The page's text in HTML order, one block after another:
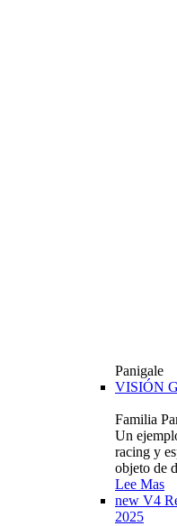
Panigale
VISIÓN
Familia
Un
racing y
objeto de
Lee Mas
new V4
2025